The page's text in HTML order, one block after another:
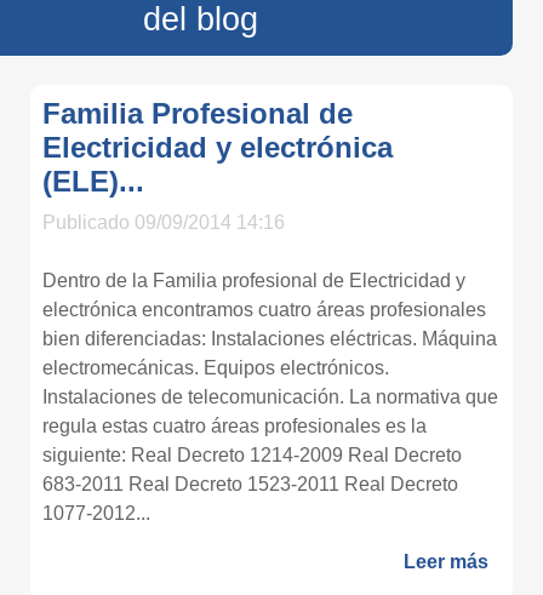
del blog
Familia Profesional de
Electricidad y electrónica
(ELE)...
Publicado 09/09/2014 14:16
Dentro de la Familia profesional de Electricidad y
electrónica encontramos cuatro áreas profesionales
bien diferenciadas: Instalaciones eléctricas. Máquina
electromecánicas. Equipos electrónicos.
Instalaciones de telecomunicación. La normativa que
regula estas cuatro áreas profesionales es la
siguiente: Real Decreto 1214-2009 Real Decreto
683-2011 Real Decreto 1523-2011 Real Decreto
1077-2012...
Leer más